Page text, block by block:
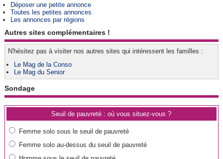
Déposer une petite annonce
Toutes les petites annonces
Les annonces par régions
Autres sites complémentaires !
N'hésitez pas à visiter nos autres sites qui intéressent les familles :
Le Mag de la Conso
Le Mag du Senior
Sondage
Seuil de pauvreté : où vous situez-vous ?
Femme solo sous le seuil de pauvreté
Femme solo au-dessus du seuil de pauvreté